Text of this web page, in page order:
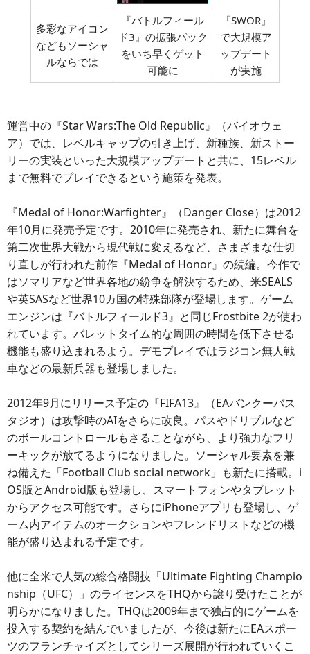
多彩なアイコン
などもソーシャ
ルならでは
『バトルフィール
ド3』の拡張パック
をいち早くゲット
可能に
『SWOR』
で大規模ア
ップデート
が実施
運営中の『Star Wars:The Old Republic』（バイオウェ
ア）では、レベルキャップの引き上げ、新種族、新ストー
リーの実装といった大規模アップデートと共に、15レベル
まで無料でプレイできるという施策を発表。
『Medal of Honor:Warfighter』（Danger Close）は2012
年10月に発売予定です。2010年に発売され、新たに舞台を
第二次世界大戦から現代戦に変えるなど、さまざまな仕切
り直しが行われた前作『Medal of Honor』の続編。今作で
はソマリアなど世界各地の紛争を解決するため、米SEALS
や英SASなど世界10カ国の特殊部隊が登場します。ゲーム
エンジンは『バトルフィールド3』と同じFrostbite 2が使わ
れています。バレットタイム的な周囲の時間を低下させる
機能も盛り込まれるよう。デモプレイではラジコン無人戦
車などの最新兵器も登場しました。
2012年9月にリリース予定の『FIFA13』（EAバンクーバス
タジオ）は攻撃時のAIをさらに改良。パスやドリブルなど
のボールコントロールもさることながら、より強力なフリ
ーキックが放てるようになりました。ソーシャル要素を兼
ね備えた「Football Club social network」も新たに搭載。i
OS版とAndroid版も登場し、スマートフォンやタブレット
からアクセス可能です。さらにiPhoneアプリも登場し、ゲ
ーム内アイテムのオークションやフレンドリストなどの機
能が盛り込まれる予定です。
他に全米で人気の総合格闘技「Ultimate Fighting Champio
nship（UFC）」のライセンスをTHQから譲り受けたことが
明らかになりました。THQは2009年まで独占的にゲームを
投入する契約を結んでいましたが、今後は新たにEAスポー
ツのフランチャイズとしてシリーズ展開が行われていくこ